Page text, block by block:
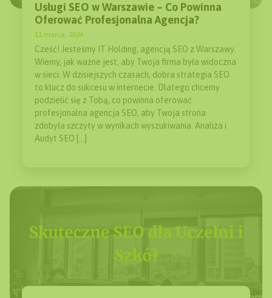
Usługi SEO w Warszawie – Co Powinna
Oferować Profesjonalna Agencja?
11 marca, 2024
Cześć! Jesteśmy IT Holding, agencją SEO z Warszawy.
Wiemy, jak ważne jest, aby Twoja firma była widoczna
w sieci. W dzisiejszych czasach, dobra strategia SEO
to klucz do sukcesu w internecie. Dlatego chcemy
podzielić się z Tobą, co powinna oferować
profesjonalna agencja SEO, aby Twoja strona
zdobyła szczyty w wynikach wyszukiwania. Analiza i
Audyt SEO […]